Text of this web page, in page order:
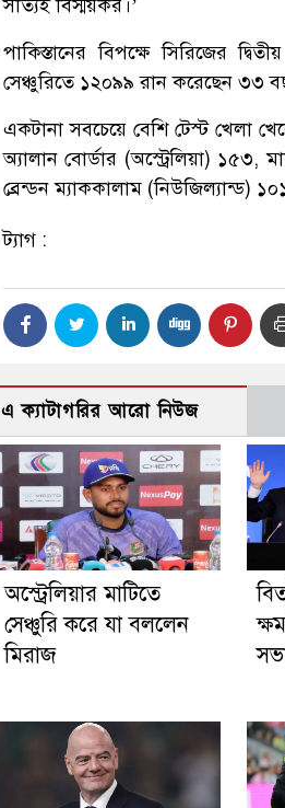
সত্যিই বিস্ময়কর।’
পাকিস্তানের বিপক্ষে সিরিজের
সেঞ্চুরিতে ১২০৯৯ রান করেছেন ৩৩
একটানা সবচেয়ে বেশি টেস্ট খেলা
অ্যালান বোর্ডার (অস্ট্রেলিয়া) ১৫৩,
ব্রেন্ডন ম্যাককালাম (নিউজিল্যান্ড)
ট্যাগ :
এ ক্যাটাগরির আরো নিউজ
অস্ট্রেলিয়ার মাটিতে
সেঞ্চুরি করে যা বললেন
মিরাজ